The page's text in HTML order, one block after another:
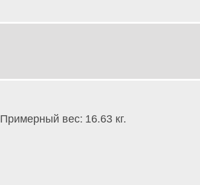
Примерный вес: 16.63 кг.